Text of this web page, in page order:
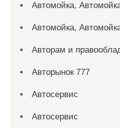
Автомойка,
Автомойка,
Авторам и
Авторынок 777
Автосервис
Автосервис